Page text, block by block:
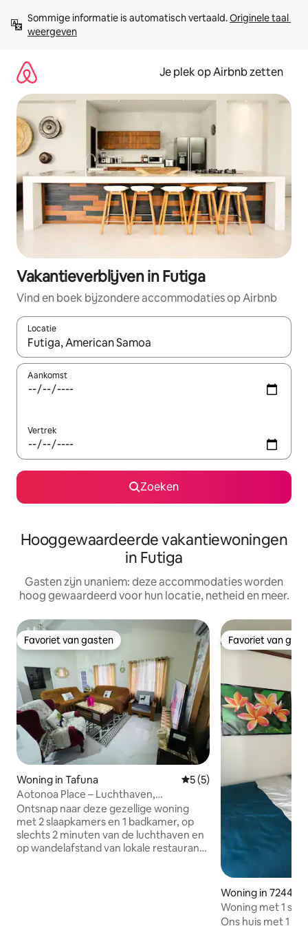
direct
naar
Sommige informatie is automatisch vertaald. Originele taal
weergeven
Je plek op Airbnb zetten
Vakantieverblijven in Futiga
Vind en boek bijzondere accommodaties op Airbnb
Locatie
Wanneer er resultaten beschikbaar zijn, maak je een keuze
Aankomst
Vertrek
Zoeken
Hooggewaardeerde vakantiewoningen
in Futiga
Gasten zijn unaniem: deze accommodaties worden
hoog gewaardeerd voor hun locatie, netheid en meer.
Favoriet van gasten
Favoriet van gasten
Woning in Tafuna Gemiddelde beoordeling
5 (5)
Aotonoa Place – Luchthaven,
eetgelegenheden en winkels in de buurt
Ontsnap naar deze gezellige woning
met 2 slaapkamers en 1 badkamer, op
slechts 2 minuten van de luchthaven en
op wandelafstand van lokale restaurants
Favoriet van
Favoriet van
Woning in
Woning met 1
Ons huis met 1